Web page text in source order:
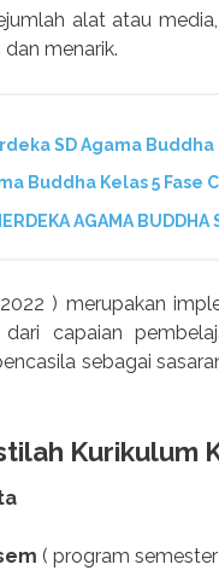
alat atau
menarik.
SD Agama Buddha
Buddha Kelas 5 Fase
AGAMA BUDDHA
) merupakan
capaian
sebagai
Kurikulum
( program